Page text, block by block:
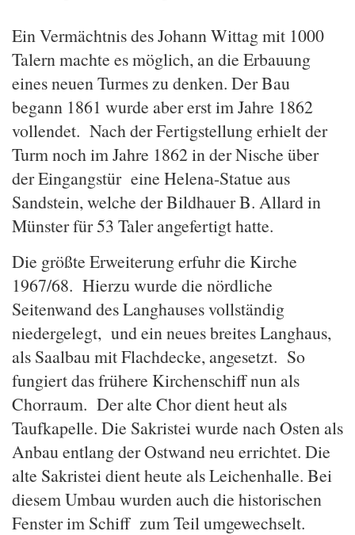
Ein Vermächtnis des Johann Wittag mit 1000
Talern machte es möglich, an die Erbauung
eines neuen Turmes zu denken. Der Bau
begann 1861 wurde aber erst im Jahre 1862
vollendet. Nach der Fertigstellung erhielt der
Turm noch im Jahre 1862 in der Nische über
der Eingangstür eine Helena-Statue aus
Sandstein, welche der Bildhauer B. Allard in
Münster für 53 Taler angefertigt hatte.
Die größte Erweiterung erfuhr die Kirche
1967/68. Hierzu wurde die nördliche
Seitenwand des Langhauses vollständig
niedergelegt, und ein neues breites Langhaus,
als Saalbau mit Flachdecke, angesetzt. So
fungiert das frühere Kirchenschiff nun als
Chorraum. Der alte Chor dient heut als
Taufkapelle. Die Sakristei wurde nach Osten als
Anbau entlang der Ostwand neu errichtet. Die
alte Sakristei dient heute als Leichenhalle. Bei
diesem Umbau wurden auch die historischen
Fenster im Schiff zum Teil umgewechselt.